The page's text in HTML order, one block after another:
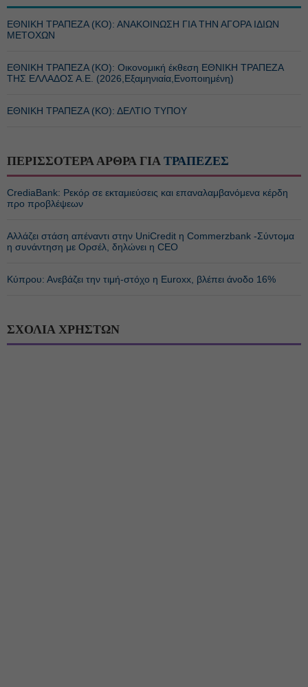
ΕΘΝΙΚΗ ΤΡΑΠΕΖΑ (KO): ΑΝΑΚΟΙΝΩΣΗ ΓΙΑ ΤΗΝ ΑΓΟΡΑ ΙΔΙΩΝ
ΜΕΤΟΧΩΝ
ΕΘΝΙΚΗ ΤΡΑΠΕΖΑ (KO): Οικονομική έκθεση ΕΘΝΙΚΗ ΤΡΑΠΕΖΑ
ΤΗΣ ΕΛΛΑΔΟΣ Α.Ε. (2026,Εξαμηνιαία,Ενοποιημένη)
ΕΘΝΙΚΗ ΤΡΑΠΕΖΑ (KO): ΔΕΛΤΙΟ ΤΥΠΟΥ
ΠΕΡΙΣΣΟΤΕΡΑ ΑΡΘΡΑ ΓΙΑ ΤΡΑΠΕΖΕΣ
CrediaBank: Ρεκόρ σε εκταμιεύσεις και επαναλαμβανόμενα κέρδη
προ προβλέψεων
Αλλάζει στάση απέναντι στην UniCredit η Commerzbank -Σύντομα
η συνάντηση με Ορσέλ, δηλώνει η CEO
Κύπρου: Ανεβάζει την τιμή-στόχο η Euroxx, βλέπει άνοδο 16%
ΣΧΟΛΙΑ ΧΡΗΣΤΩΝ